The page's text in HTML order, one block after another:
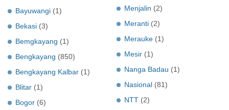
Bayuwangi (1)
Bekasi (3)
Bemgkayang (1)
Bengkayang (850)
Bengkayang Kalbar (1)
Blitar (1)
Bogor (6)
Menjalin (2)
Meranti (2)
Merauke (1)
Mesir (1)
Nanga Badau (1)
Nasional (81)
NTT (2)